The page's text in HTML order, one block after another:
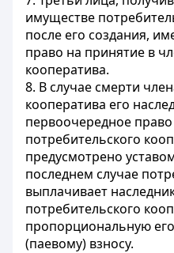
имуществе
после его создания,
право на принятие в
кооператива.
8. В случае смерти
кооператива его
первоочередное
потребительского
предусмотрено
последнем случае
выплачивает
потребительского
пропорциональную
(паевому) взносу.